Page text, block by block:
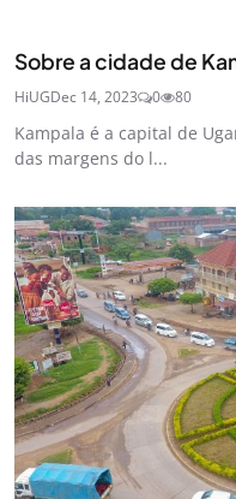
Sobre a cidade de
HiUGDec 14, 2023 0 80
Kampala é a capital de
das margens do l...